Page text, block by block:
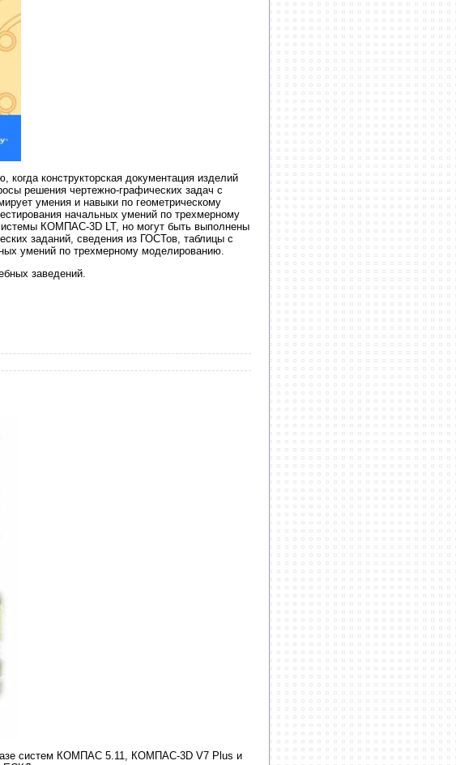
конструкторская документация изделий
решения чертежно-графических задач с
умения и навыки по геометрическому
начальных умений по трехмерному
КОМПАС-3D LT, но могут быть выполнены
заданий, сведения из ГОСТов, таблицы с
умений по трехмерному моделированию.
заведений.
систем КОМПАС 5.11, КОМПАС-3D V7 Plus и